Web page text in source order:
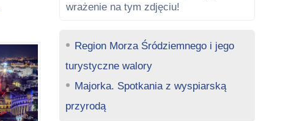
wrażenie na tym zdjęciu!
Region Morza Śródziemnego i jego
turystyczne walory
Majorka. Spotkania z wyspiarską
przyrodą